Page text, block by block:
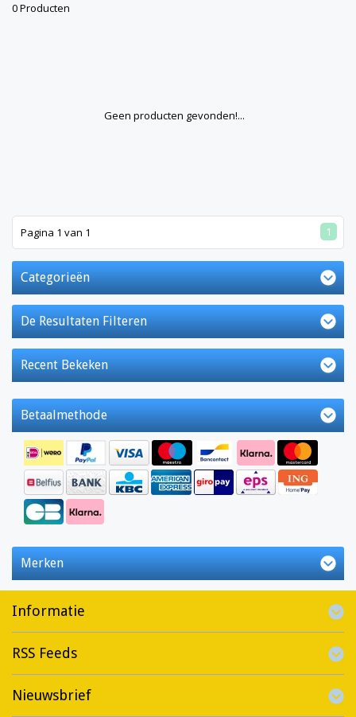
0 Producten
Geen producten gevonden!...
Pagina 1 van 1 1
Categorieën
De Resultaten Filteren
Recent Bekeken
Betaalmethode
Merken
Informatie
RSS Feeds
Nieuwsbrief